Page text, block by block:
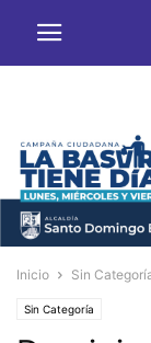
Inicio Sin
Sin Categoría